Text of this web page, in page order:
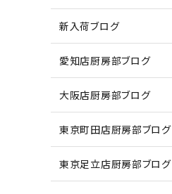
新入荷ブログ
愛知店厨房部ブログ
大阪店厨房部ブログ
東京町田店厨房部ブログ
東京足立店厨房部ブログ